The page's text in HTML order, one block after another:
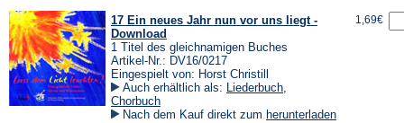
17 Ein neues Jahr nun vor uns liegt -
Download
1 Titel des gleichnamigen Buches
Artikel-Nr.: DV16/0217
Eingespielt von: Horst Christill
Auch erhältlich als: Liederbuch,
Chorbuch
Nach dem Kauf direkt zum herunterladen
1,69€